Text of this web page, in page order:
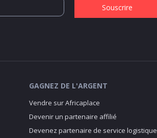
Souscrire
GAGNEZ DE L'ARGENT
Vendre sur Africaplace
Devenir un partenaire affilié
Devenez partenaire de service logistique